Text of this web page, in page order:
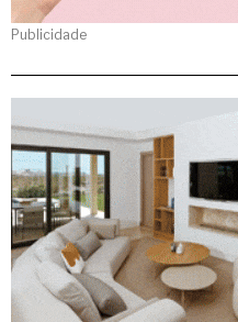
Publicidade